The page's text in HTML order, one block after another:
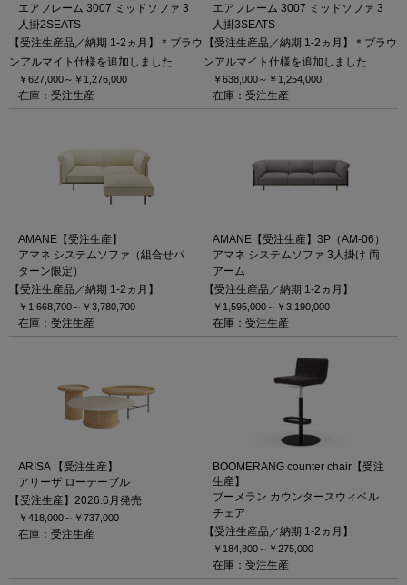
エアフレーム 3007 ミッドソファ 3
人掛2SEATS
【受注生産品／納期 1-2ヵ月】＊ブラウ
ンアルマイト仕様を追加しました
￥627,000～ ￥1,276,000
在庫：受注生産
エアフレーム 3007 ミッドソファ 3
人掛3SEATS
【受注生産品／納期 1-2ヵ月】＊ブラウ
ンアルマイト仕様を追加しました
￥638,000～ ￥1,254,000
在庫：受注生産
AMANE【受注生産】
アマネ システムソファ（組合せパ
ターン限定）
【受注生産品／納期 1-2ヵ月】
￥1,668,700～ ￥3,780,700
在庫：受注生産
AMANE【受注生産】3P（AM-06）
アマネ システムソファ 3人掛け 両
アーム
【受注生産品／納期 1-2ヵ月】
￥1,595,000～ ￥3,190,000
在庫：受注生産
ARISA 【受注生産】
アリーザ ローテーブル
【受注生産】2026.6月発売
￥418,000～ ￥737,000
在庫：受注生産
BOOMERANG counter chair【受注
生産】
ブーメラン カウンタースウィベル
チェア
【受注生産品／納期 1-2ヵ月】
￥184,800～ ￥275,000
在庫：受注生産